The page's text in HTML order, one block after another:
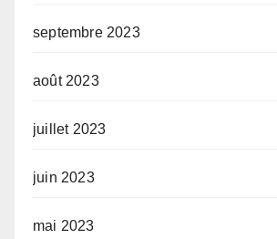
septembre 2023
août 2023
juillet 2023
juin 2023
mai 2023